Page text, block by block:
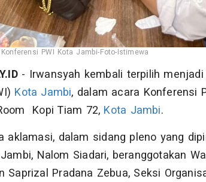
PWI Kota Jambi-Foto-Istimewa
- Irwansyah kembali terpilih menjadi
Kota Jambi, dalam acara Konferensi
Kopi Tiam 72, Kota Jambi.
aklamasi, dalam sidang pleno yang
Nalom Siadari, beranggotakan
Saprizal Pradana Zebua, Seksi